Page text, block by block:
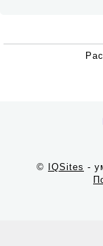
© IQSites -